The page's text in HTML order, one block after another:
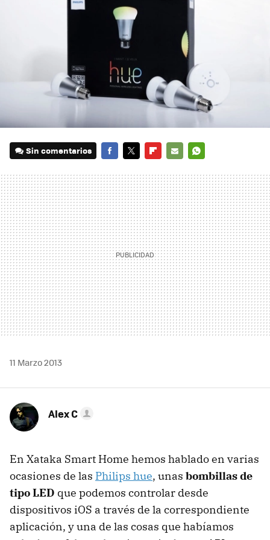
Sin comentarios
MAIL
11 Marzo 2013
Alex C
En Xataka Smart Home hemos hablado en varias
ocasiones de las Philips hue, unas bombillas de
tipo LED que podemos controlar desde
dispositivos iOS a través de la correspondiente
aplicación, y una de las cosas que habíamos